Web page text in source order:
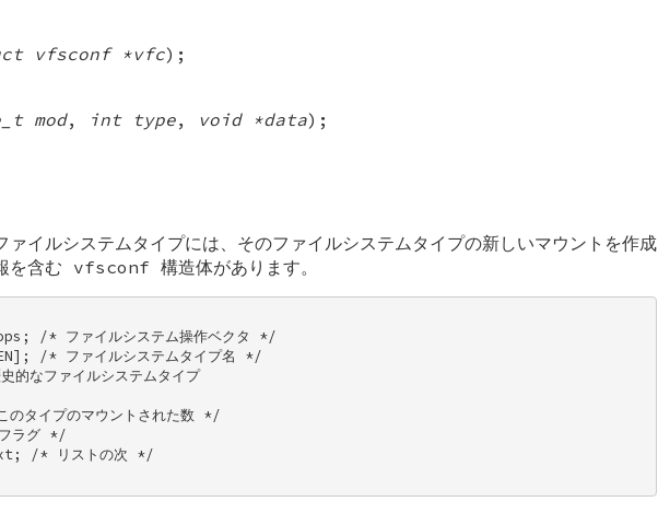
vfsconf *vfc);
mod, int type, void *data);
ァイルシステムタイプには、そのファイルシステムタイプの新しいマウントを作成
を含む vfsconf 構造体があります。
/* ファイルシステム操作ベクタ */
/* ファイルシステムタイプ名 */
ファイルシステムタイプ
イプのマウントされた数 */
ラグ */
/* リストの次 */